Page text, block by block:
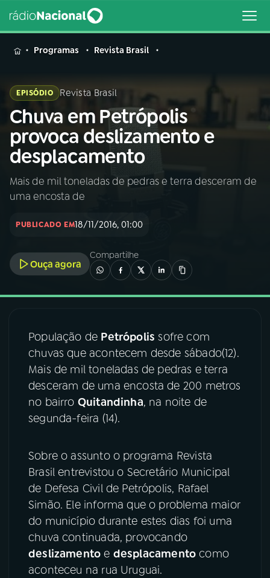
MENU
Buscar
na
Rádio
Nacional
Buscar
AO VIVO
INÍCIO
A RÁDIO
03PROGRAMAÇÃO
04PROGRAMAS
PODCASTS
06 VIDEOCASTS
07ÚLTIMAS
FESTIVAL DE MÚSICA
ACOMPANHE A RÁDIO NACIONAL
YouTube Facebook
Programas Revista Brasil
EPISÓDIO Revista Brasil
Chuva em Petrópolis
provoca deslizamento e
desplacamento
Mais de mil toneladas de pedras e terra desceram de
uma encosta de
PUBLICADO EM18/11/2016, 01:00
Ouça agora
Compartilhe
População de Petrópolis sofre com
chuvas que acontecem desde sábado(12).
Mais de mil toneladas de pedras e terra
desceram de uma encosta de 200 metros
no bairro Quitandinha, na noite de
segunda-feira (14).
Sobre o assunto o programa Revista
Brasil entrevistou o Secretário Municipal
de Defesa Civil de Petrópolis, Rafael
Simão. Ele informa que o problema maior
do município durante estes dias foi uma
chuva continuada, provocando
deslizamento e desplacamento como
aconteceu na rua Uruguai.